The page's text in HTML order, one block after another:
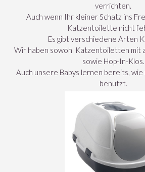
verrichten.
Auch wenn Ihr kleiner Schatz ins
Katzentoilette nicht
Es gibt verschiedene Arten
Wir haben sowohl Katzentoiletten mit
sowie Hop-In-Klos.
Auch unsere Babys lernen bereits,
benutzt.